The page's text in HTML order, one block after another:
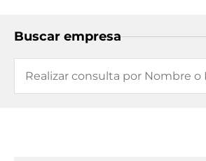
Buscar empresa